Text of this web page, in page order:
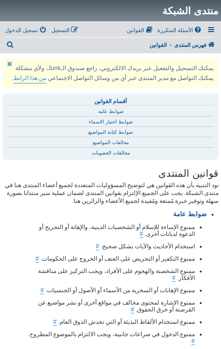
منتدى الشبكة
الأسئلة المتكررة القوانين تسجيل الدخول التسجيل
فهرس المنتدى القوانين
يمكنك التسجيل والتفعيل عبر بريدك الالكتروني، راجع صندوق الـJunk، ولأي مشكلة
يمكنك التواصل مع مدير المنتدى عبر أي من وسائل التواصل الاجتماعي من هذا الرابط.
أقسام القوانين
ضوابط عامة
ضوابط اختيار الاسماء
ضوابط كتابة المواضيع
مخالفات المواضيع
مخالفات العضويات
قوانين المنتدى
نود التنبيه بأن هذه القوانين هي لتوضيح المسؤوليات المتعددة لجميع أعضاء المنتدى هنا في
منتدى الشبكة. يجب على الجميع الإلتزام بقوانين المنتدى لضمان عملية سير منتدانا بصورة
سهلة وتوفير خبرة مُمتعة ومًفيدة لجميع الأعضاء والزائرين هنا.
ضوابط عامة
ممنوع الإساءة للإسلام أو الشخصيات الدينية، والإهانة أو التجريح أو
الدعوة لديانات أخرى. #
استخدام الأحاديث والآيات بشكل صحيح. #
ممنوع التكفير أو التحريض على العنف أو الخروج على الحكومات. #
ممنوع الشخصنة والهجوم على الأفراد، ويجب التركيز على مناقشة
الأفكار. #
ممنوع الإهانات أو السخرية من الأسماء أو الأصول أو الجنسيات. #
ممنوع الإشارة لمحتوى مخالف في مواقع أخرى أو نشر مواضيع عن
القرصنة أو خرق الحقوق. #
ممنوع استخدام الألفاظ البذيئة أو التي تخدش الذوق العام. #
ممنوع الدخول في صراعات جانبية، ويجب الالتزام بالموضوع المطروح.
#